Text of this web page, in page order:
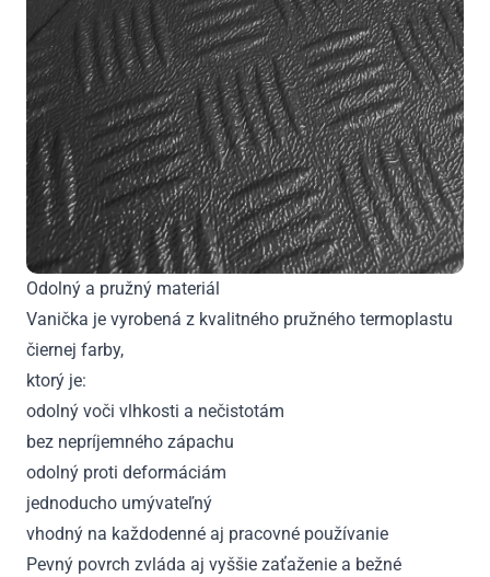
Odolný a pružný materiál
Vanička je vyrobená z kvalitného pružného termoplastu
čiernej farby,
ktorý je:
odolný voči vlhkosti a nečistotám
bez nepríjemného zápachu
odolný proti deformáciám
jednoducho umývateľný
vhodný na každodenné aj pracovné používanie
Pevný povrch zvláda aj vyššie zaťaženie a bežné